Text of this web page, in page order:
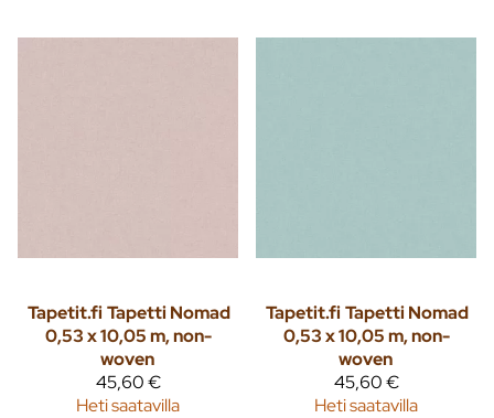
Tapetit.fiTapetti Nomad
0,53 x 10,05 m, non-
woven
45,60 €
Heti saatavilla
Tapetit.fiTapetti Nomad
0,53 x 10,05 m, non-
woven
45,60 €
Heti saatavilla